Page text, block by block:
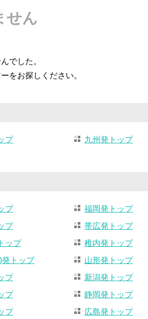
せん
でした。
をお探しください。
プ 九州発トップ
プ
福岡発トップ
プ
帯広発トップ
ップ
稚内発トップ
発トップ
山形発トップ
プ
新潟発トップ
プ
静岡発トップ
プ
広島発トップ